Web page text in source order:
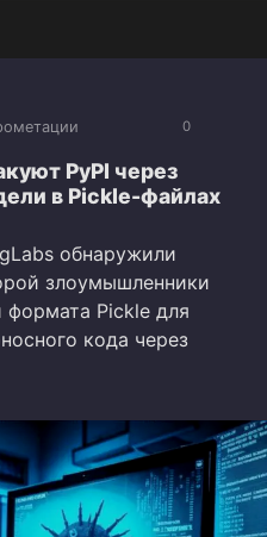
0
PyPI через
в Pickle-файлах
обнаружили
злоумышленники
формата Pickle для
кода через